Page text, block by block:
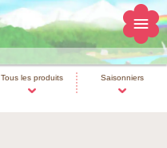
Tous les produits Saisonniers